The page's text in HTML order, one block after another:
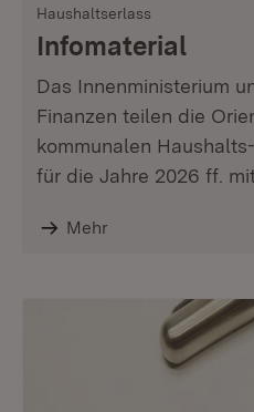
Haushaltserlass
Infomaterial
Das Innenministerium
Finanzen teilen die
kommunalen
für die Jahre 2026 ff.
Mehr